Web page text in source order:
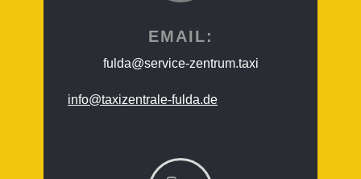
EMAIL:
fulda@service-zentrum.taxi
info@taxizentrale-fulda.de